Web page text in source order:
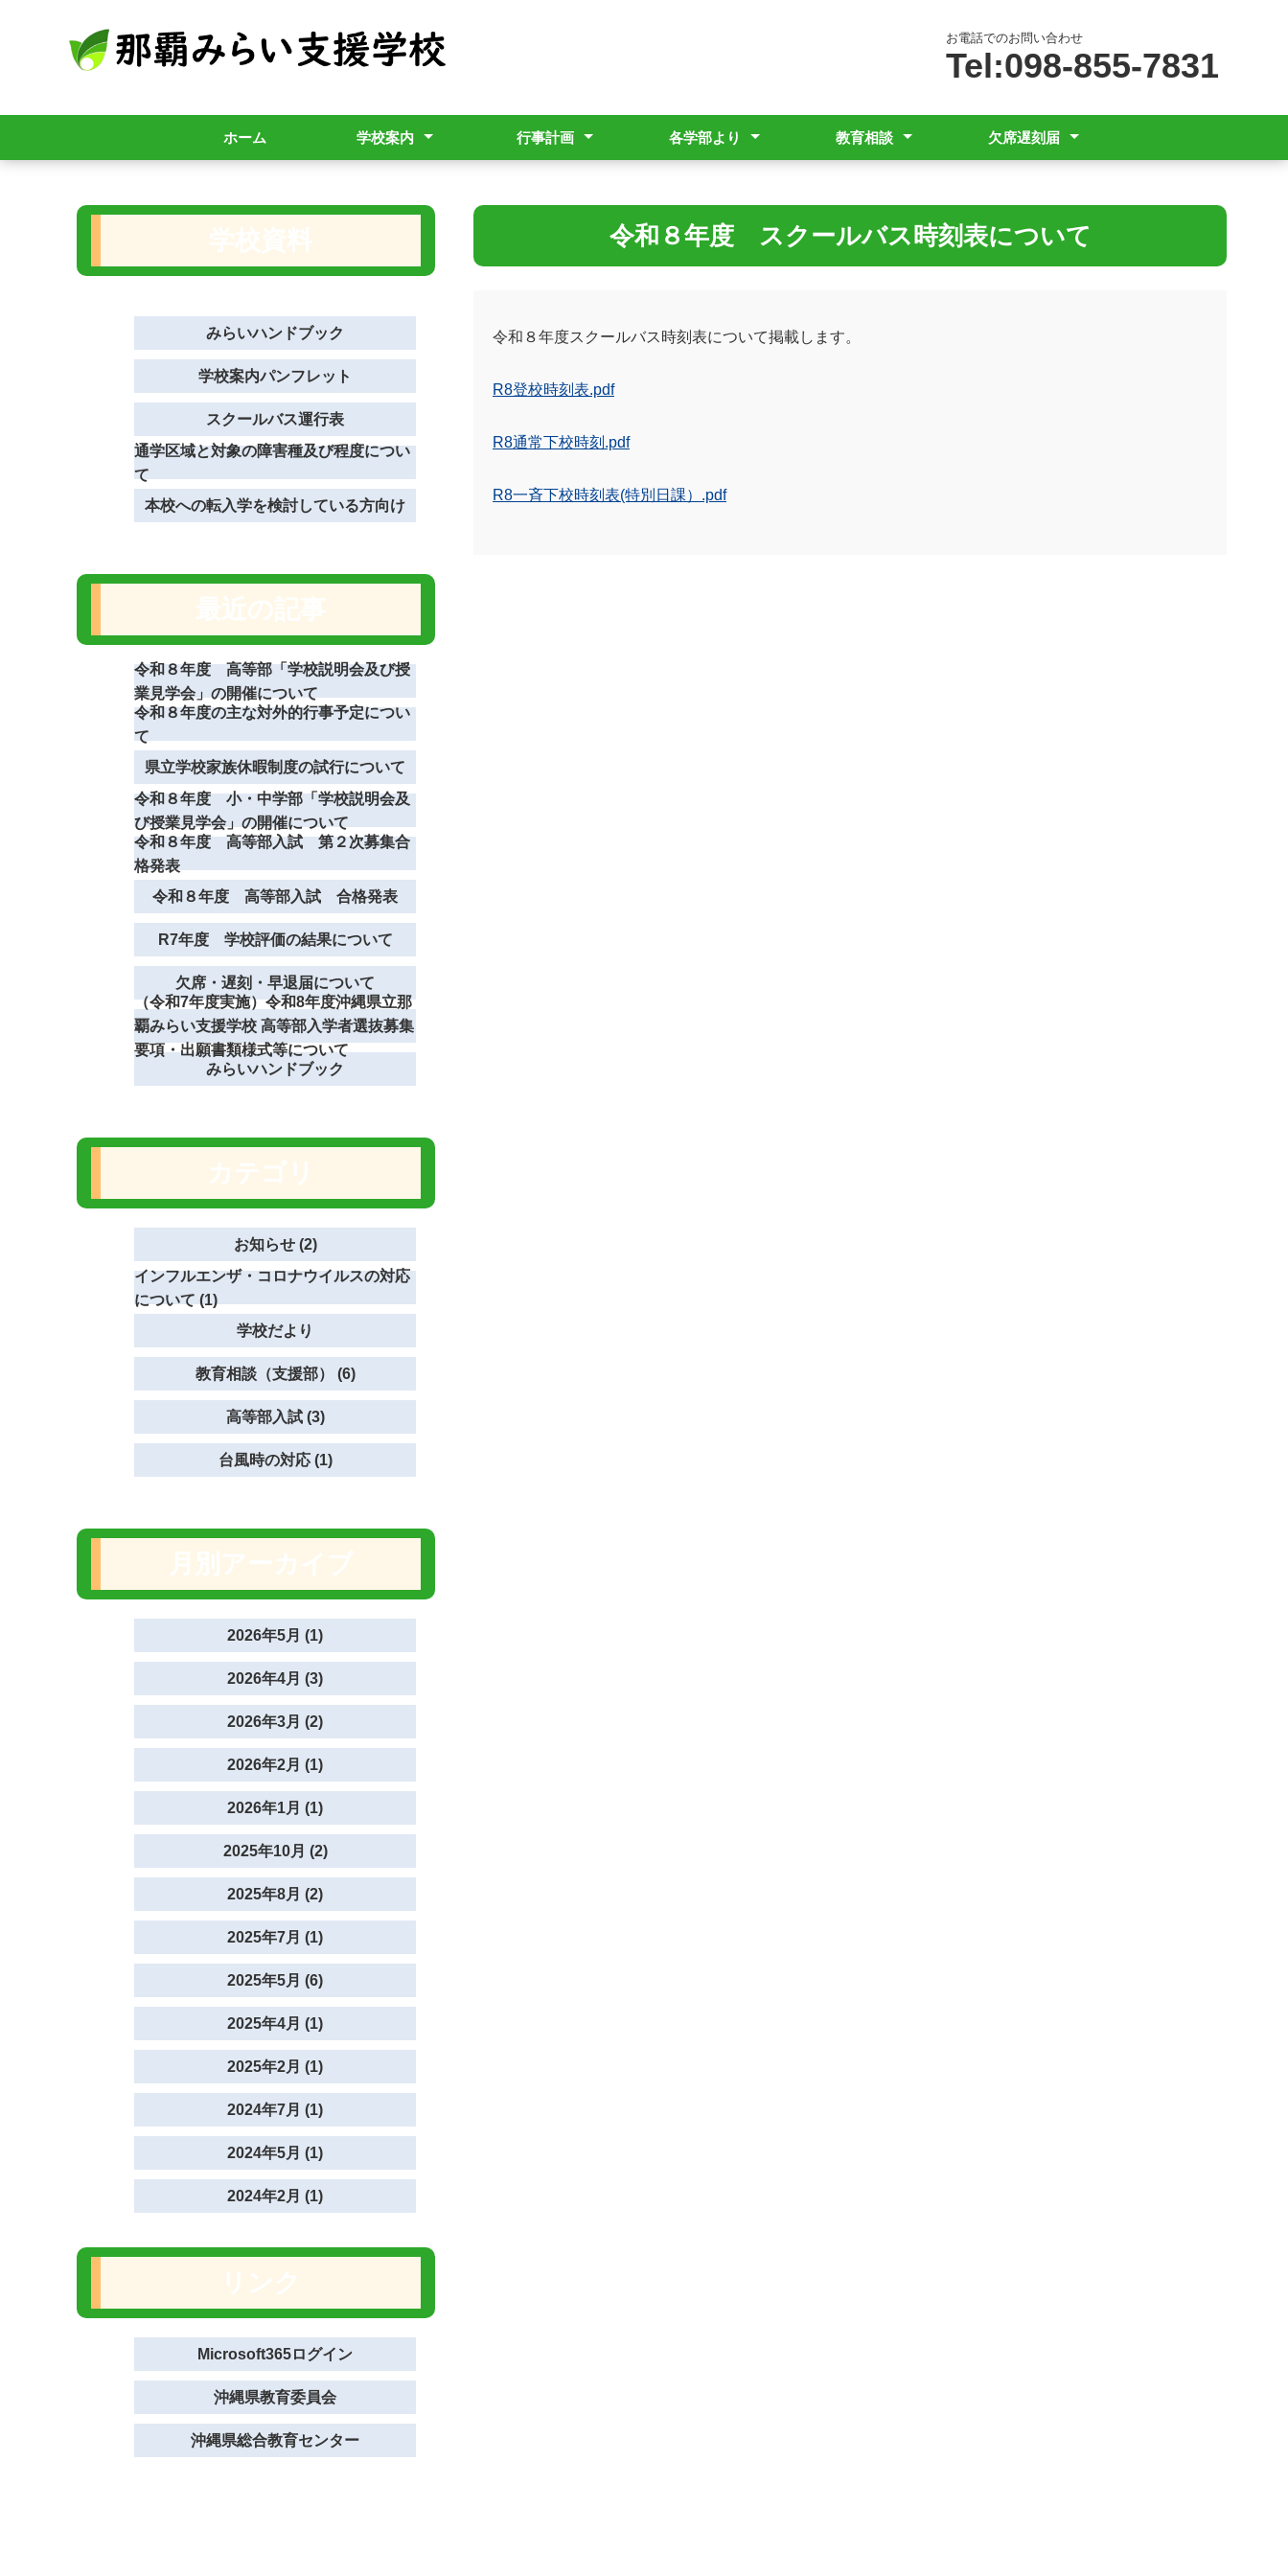
お電話でのお問い合わせ
Tel:098-855-7831
ホーム 学校案内 行事計画 各学部より 教育相談 欠席遅刻届
令和８年度 スクールバス時刻表について
令和８年度スクールバス時刻表について掲載します。
R8登校時刻表.pdf
R8通常下校時刻.pdf
R8一斉下校時刻表(特別日課）.pdf
みらいハンドブック
学校案内パンフレット
スクールバス運行表
通学区域と対象の障害種及び程度につい
て
本校への転入学を検討している方向け
令和８年度 高等部「学校説明会及び授
業見学会」の開催について
令和８年度の主な対外的行事予定につい
て
県立学校家族休暇制度の試行について
令和８年度 小・中学部「学校説明会及
び授業見学会」の開催について
令和８年度 高等部入試 第２次募集合
格発表
令和８年度 高等部入試 合格発表
R7年度 学校評価の結果について
欠席・遅刻・早退届について
（令和7年度実施）令和8年度沖縄県立那
覇みらい支援学校 高等部入学者選抜募集
要項・出願書類様式等について
みらいハンドブック
お知らせ (2)
インフルエンザ・コロナウイルスの対応
について (1)
学校だより
教育相談（支援部） (6)
高等部入試 (3)
台風時の対応 (1)
2026年5月 (1)
2026年4月 (3)
2026年3月 (2)
2026年2月 (1)
2026年1月 (1)
2025年10月 (2)
2025年8月 (2)
2025年7月 (1)
2025年5月 (6)
2025年4月 (1)
2025年2月 (1)
2024年7月 (1)
2024年5月 (1)
2024年2月 (1)
Microsoft365ログイン
沖縄県教育委員会
沖縄県総合教育センター